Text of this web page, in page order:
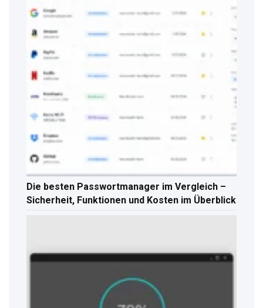
Die besten Passwortmanager im Vergleich –
Sicherheit, Funktionen und Kosten im Überblick